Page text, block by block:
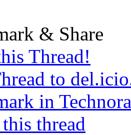
& Share
Thread!
to
in
thread